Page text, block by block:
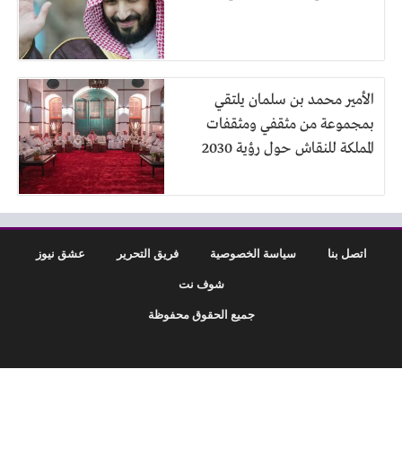
الأمير محمد بن سلمان يلتقي
بمجموعة من مثقفي ومثقفات
المملكة للنقاش حول رؤية 2030
اتصل بنا سياسة الخصوصية فريق التحرير عشق نيوز
شوف نت
جميع الحقوق محفوظة